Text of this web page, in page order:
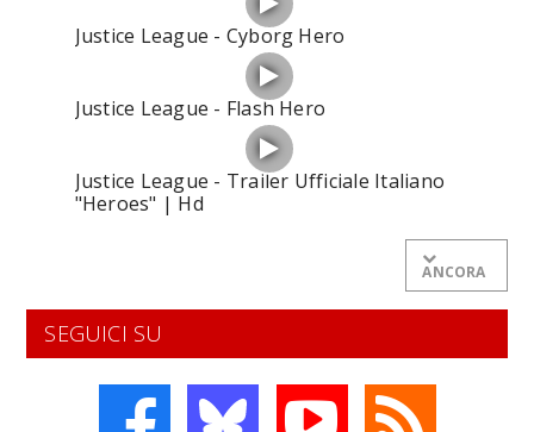
Justice League - Cyborg Hero
Justice League - Flash Hero
Justice League - Trailer Ufficiale Italiano
"Heroes" | Hd
ANCORA
SEGUICI SU